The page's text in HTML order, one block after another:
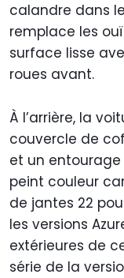
calandre dans
remplace les
surface lisse
roues avant.
À l’arrière, la
couvercle de
et un
peint couleur
de jantes 22
les versions
extérieures de
série de la